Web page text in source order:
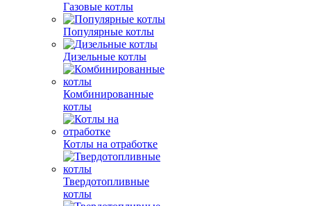
Газовые котлы
Популярные котлы
Дизельные котлы
Комбинированные
котлы
Котлы на отработке
Твердотопливные
котлы